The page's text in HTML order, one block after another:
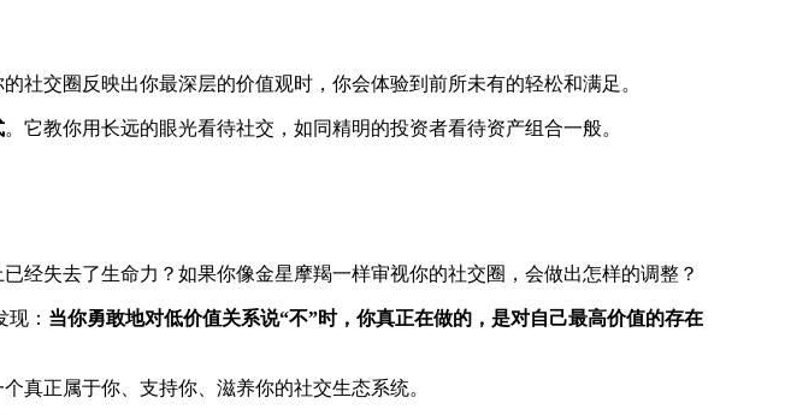
的社交圈反映出你最深层的价值观时，你会体验到前所未有的轻松和满足。
。它教你用长远的眼光看待社交，如同精明的投资者看待资产组合一般。
经失去了生命力？如果你像金星摩羯一样审视你的社交圈，会做出怎样的调整？
： 当你勇敢地对低价值关系说“不”时，你真正在做的，是对自己最高价值的存在
真正属于你、支持你、滋养你的社交生态系统。